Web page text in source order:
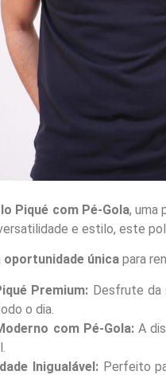
Piqué com Pé-Gola, uma
e estilo, este
oportunidade única para
Premium: Desfrute da
o dia.
com Pé-Gola:A
Inigualável:Perfeito